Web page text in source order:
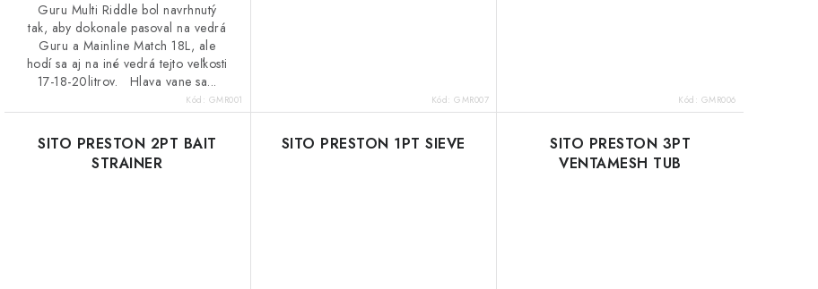
Guru Multi Riddle bol navrhnutý
tak, aby dokonale pasoval na vedrá
Guru a Mainline Match 18L, ale
hodí sa aj na iné vedrá tejto veľkosti
17-18-20litrov. Hlava vane sa...
Kód: GMR001 Kód:GMR007 Kód: GMR006
SITO PRESTON 2PT BAIT
STRAINER
SITO PRESTON 1PT SIEVE
SITO PRESTON 3PT
VENTAMESH TUB